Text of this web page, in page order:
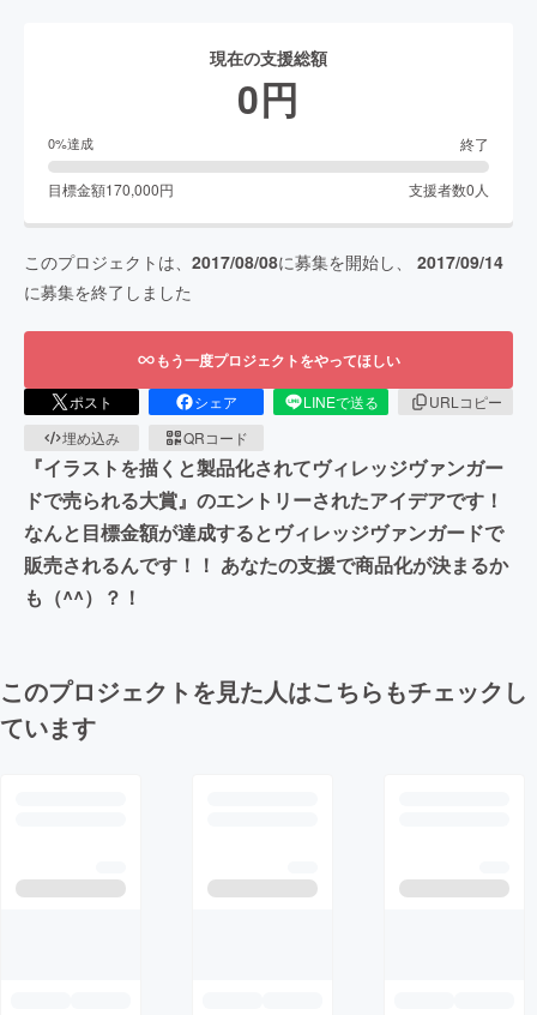
現在の支援総額
0円
0%達成 終了
目標金額170,000円 支援者数0 人
このプロジェクトは、 2017/08/08に募集を開始し、 2017/09/14
に募集を終了しました
もう一度プロジェクトをやってほしい
ポスト シェア LINEで送る
URLコピー
埋め込み
QRコード
『イラストを描くと製品化されてヴィレッジヴァンガー
ドで売られる大賞』のエントリーされたアイデアです！
なんと目標金額が達成するとヴィレッジヴァンガードで
販売されるんです！！ あなたの支援で商品化が決まるか
も（^^）？！
このプロジェクトを見た人はこちらもチェックし
ています